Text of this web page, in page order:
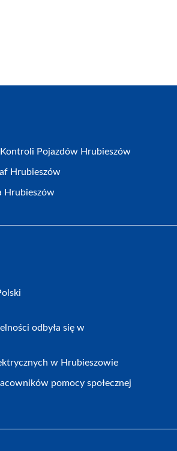
Pojazdów Hrubieszów
Hrubieszów
Hrubieszów
odbyła się w
w Hrubieszowie
pomocy społecznej